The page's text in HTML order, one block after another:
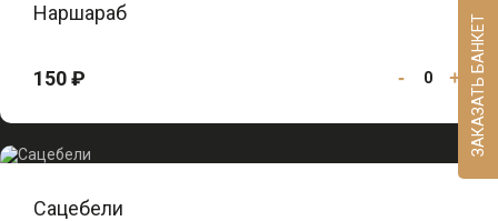
Наршараб
150 ₽ - 0 +
Сацебели
ЗАКАЗАТЬ БАНКЕТ